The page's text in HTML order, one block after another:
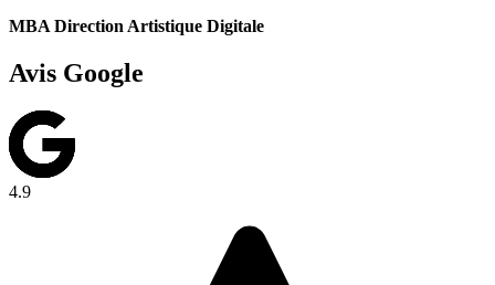
MBA Direction Artistique Digitale
Avis Google
4.9